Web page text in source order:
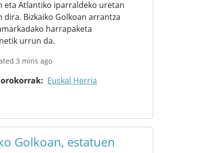
eta Atlantiko iparraldeko uretan
dira. Bizkaiko Golkoan arrantza
harrapaketa
urrun da.
3 mins ago
Euskal Herria
Golkoan, estatuen